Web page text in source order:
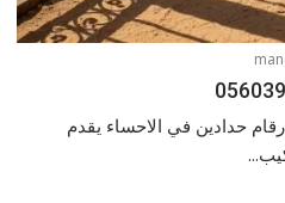
حدادين في الاحساء يقدم